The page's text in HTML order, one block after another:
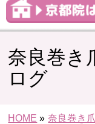
奈良巻き
ログ
HOME » 奈良巻き